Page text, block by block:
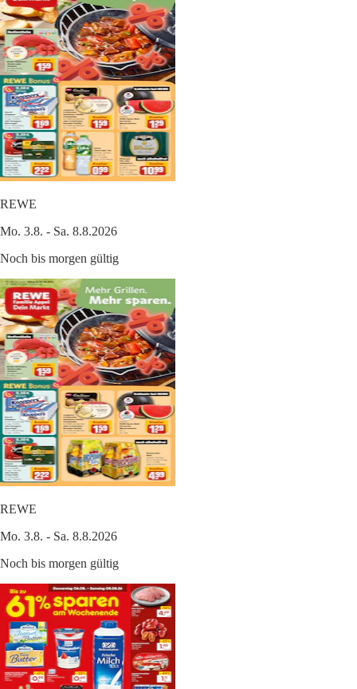
REWE
Mo. 3.8. - Sa. 8.8.2026
Noch bis morgen gültig
REWE
Mo. 3.8. - Sa. 8.8.2026
Noch bis morgen gültig